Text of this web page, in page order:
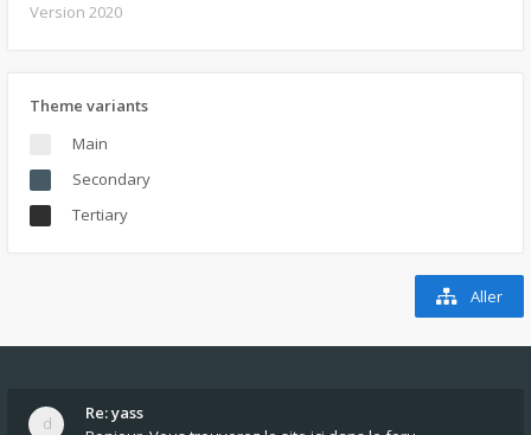
Version 2020
Theme variants
Main
Secondary
Tertiary
Aller
Re: yass